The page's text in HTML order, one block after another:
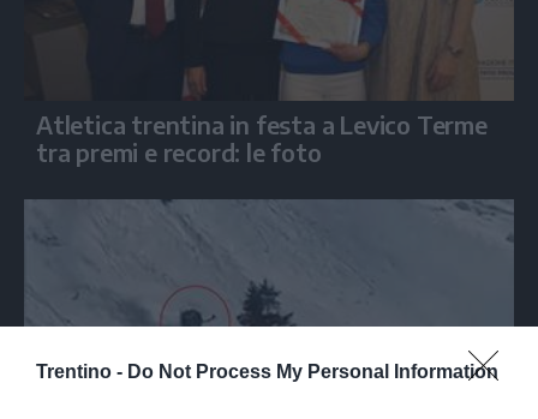
Trentino - Do Not Process My Personal Information
Atletica trentina in festa a Levico Terme
tra premi e record: le foto